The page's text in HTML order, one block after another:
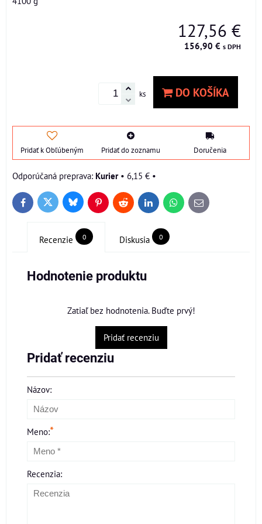
127,56 €
156,90 € s DPH
ks DO KOŠÍKA
Pridať k Obľúbeným Pridať do zoznamu Doručenia
Kurier• 6,15 € •
FacebookTwitter BlueskyPinterestReddit LinkedInWhatsApp
E-
mail
Recenzie 0 Diskusia 0
Hodnotenie produktu
Zatiaľ bez hodnotenia. Buďte prvý!
Pridať recenziu
Pridať recenziu
Názov:
Meno:*
Recenzia: